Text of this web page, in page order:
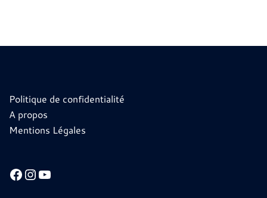
Politique de confidentialité
A propos
Mentions Légales
Facebook
Instagram
YouTube